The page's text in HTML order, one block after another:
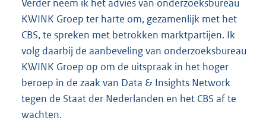
Verder neem ik het advies van onderzoeksbureau
KWINK Groep ter harte om, gezamenlijk met het
CBS, te spreken met betrokken marktpartijen. Ik
volg daarbij de aanbeveling van onderzoeksbureau
KWINK Groep op om de uitspraak in het hoger
beroep in de zaak van Data & Insights Network
tegen de Staat der Nederlanden en het CBS af te
wachten.